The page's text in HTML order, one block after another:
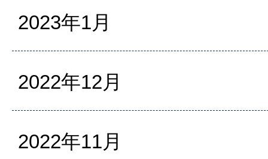
2023年1月
2022年12月
2022年11月